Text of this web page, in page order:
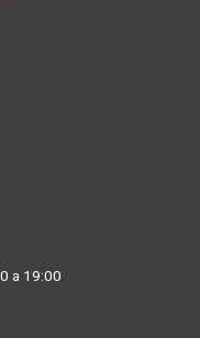
a 19:00